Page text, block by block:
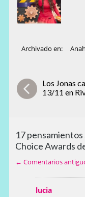
Archivado en:
Los Jonas
13/11 en
17 pensamientos
Choice Awards
← Comentarios
lucia